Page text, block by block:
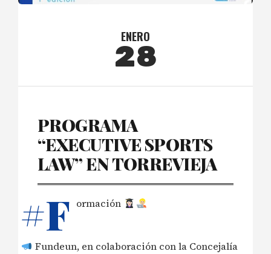
ENERO
28
PROGRAMA
“EXECUTIVE SPORTS
LAW” EN TORREVIEJA
#F ormación
Fundeun, en colaboración con la Concejalía